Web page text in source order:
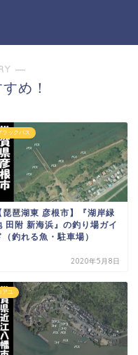
―
め！
ラックバス
琵琶湖東 彦根市】『湖岸緑
田附 新海浜』の釣り場ガイ
（釣れる魚・駐車場）
2020年5月8日
アユ